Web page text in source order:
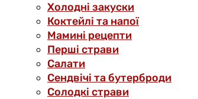
Холодні закуски
Коктейлі та напої
Мамині рецепти
Перші страви
Салати
Сендвічі та бутерброди
Солодкі страви